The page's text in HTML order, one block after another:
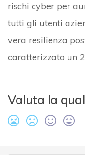
rischi cyber per
tutti gli utenti
vera resilienza
caratterizzato un
Valuta la